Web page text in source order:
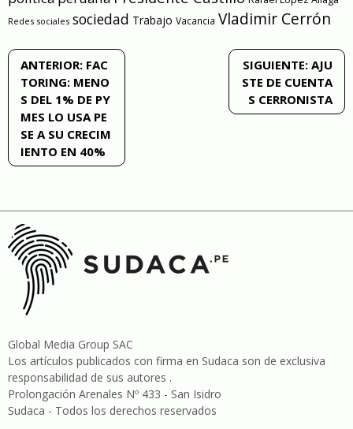
Redes sociales sociedad Trabajo Vacancia Vladimir Cerrón
Navegación
entradas
ANTERIOR: FAC
TORING: MENO
S DEL 1% DE PY
MES LO USA PE
SE A SU CRECIM
IENTO EN 40%
SIGUIENTE: AJU
STE DE CUENTA
S CERRONISTA
Global Media Group SAC
Los artículos publicados con firma en Sudaca son de exclusiva
responsabilidad de sus autores .
Prolongación Arenales Nº 433 - San Isidro
Sudaca - Todos los derechos reservados